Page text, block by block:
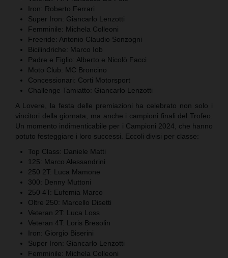
Iron: Roberto Ferrari
Super Iron: Giancarlo Lenzotti
Femminile: Michela Colleoni
Freeride: Antonio Claudio Sonzogni
Bicilindriche: Marco Iob
Padre e Figlio: Alberto e Nicolò Facci
Moto Club: MC Broncino
Concessionari: Corti Motorsport
Challenge Tamiatto: Giancarlo Lenzotti
A Lovere, la festa delle premiazioni ha celebrato non solo i
vincitori della giornata, ma anche i campioni finali del Trofeo.
Un momento indimenticabile per i Campioni 2024, che hanno
potuto festeggiare i loro successi. Eccoli divisi per classe:
Top Class: Daniele Matti
125: Marco Alessandrini
250 2T: Luca Mamone
300: Denny Muttoni
250 4T: Eufemia Marco
Oltre 250: Marcello Disetti
Veteran 2T: Luca Loss
Veteran 4T: Loris Bresolin
Iron: Giorgio Biserini
Super Iron: Giancarlo Lenzotti
Femminile: Michela Colleoni